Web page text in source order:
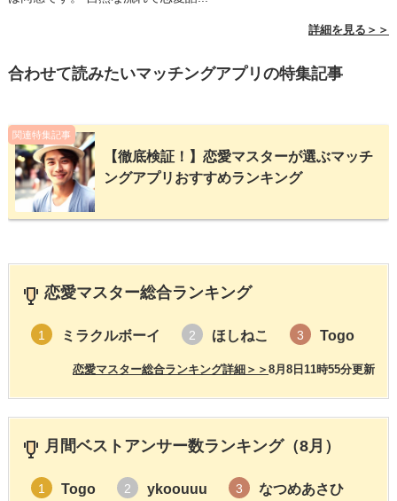
詳細を見る＞＞
合わせて読みたいマッチングアプリの特集記事
関連特集記事
【徹底検証！】恋愛マスターが選ぶマッチ
ングアプリおすすめランキング
恋愛マスター総合ランキング
1 ミラクルボーイ 2 ほしねこ 3 Togo
8月8日11時55分更新
恋愛マスター総合ランキング詳細＞＞
月間ベストアンサー数ランキング（8月）
1 Togo 2 ykoouuu 3 なつめあさひ